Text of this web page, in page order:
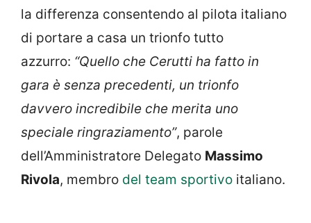
la differenza consentendo al pilota italiano
di portare a casa un trionfo tutto
azzurro: “Quello che Cerutti ha fatto in
gara è senza precedenti, un trionfo
davvero incredibile che merita uno
speciale ringraziamento”, parole
dell’Amministratore Delegato Massimo
Rivola, membro del team sportivo italiano.